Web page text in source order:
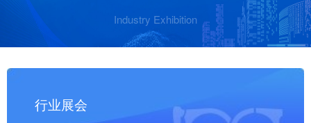
Industry Exhibition
行业展会